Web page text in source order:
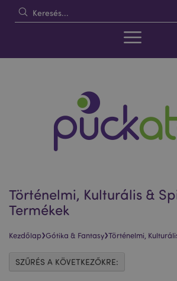
Történelmi, Kulturális &
Termékek
Kezdőlap›Gótika & Fantasy›Történelmi,
SZŰRÉS A KÖVETKEZŐKRE: